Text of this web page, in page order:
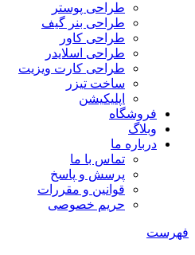
طراحی پوستر
طراحی بنر گیف
طراحی کاور
طراحی اسلایدر
طراحی کارت ویزیت
ساخت تیزر
اپلیکیشن
فروشگاه
وبلاگ
درباره ما
تماس با ما
پرسش و پاسخ
قوانین و مقررات
حریم خصوصی
فهرست